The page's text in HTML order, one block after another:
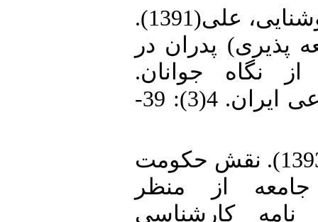
36. نقدی، اسدالله و روشنایی، علی(1391).
پذیری) پدران در
از نگاه جوانان.
مطالعات توسعه اجتماعی ایران. 4(3): 39-
37. هاشم زاده، زهرا (1393). نقش حکومت
از منظر
نامه کارشناسی